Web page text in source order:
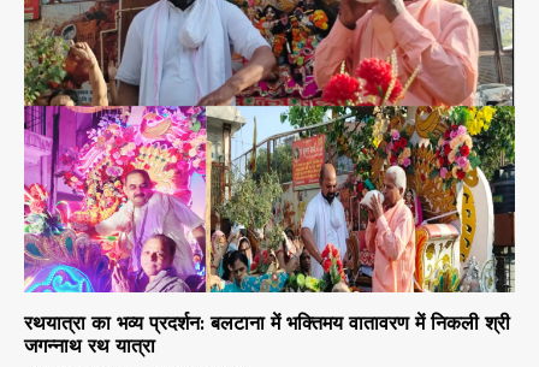
रथयात्रा का भव्य प्रदर्शन: बलटाना में भक्तिमय वातावरण में निकली श्री
जगन्नाथ रथ यात्रा